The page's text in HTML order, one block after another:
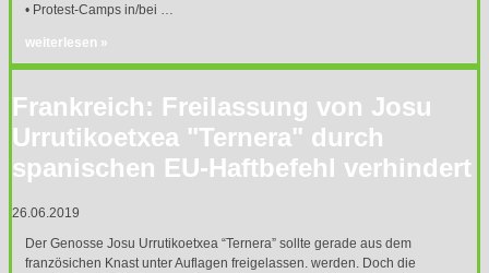
• Protest-Camps in/bei …
weiterlesen »
Frankreich: Freilassung von Josu
Urrutikoetxea "Ternera" durch
spanischen EU-Haftbefehl verhindert
26.06.2019
Der Genosse Josu Urrutikoetxea “Ternera” sollte gerade aus dem
französichen Knast unter Auflagen freigelassen. werden. Doch die